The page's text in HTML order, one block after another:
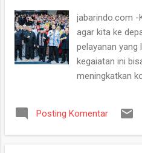
jabarindo.com -
agar kita ke
pelayanan yang
kegaiatan ini
meningkatkan
pejabat
hingga penilik,
Posting Komentar